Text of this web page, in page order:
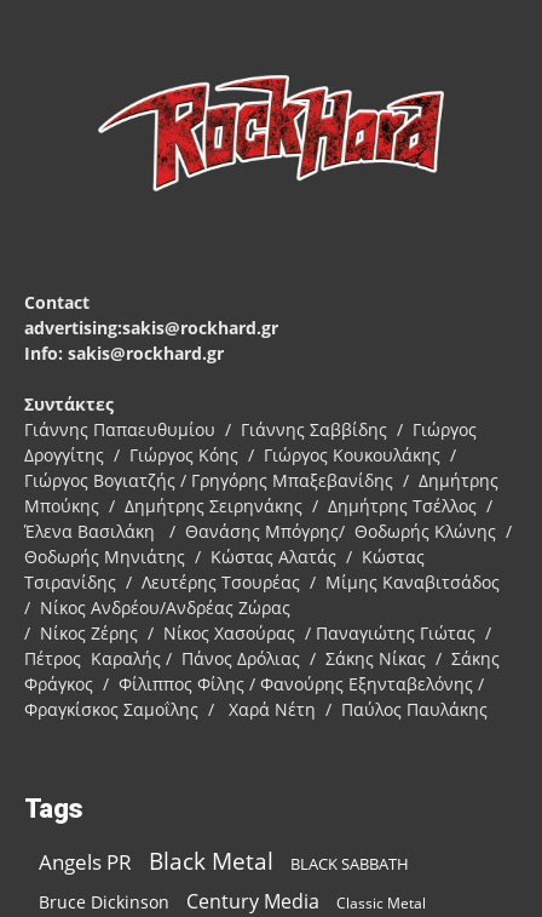
Contact
advertising:sakis@rockhard.gr
Info: sakis@rockhard.gr
Συντάκτες
Γιάννης Παπαευθυμίου / Γιάννης Σαββίδης / Γιώργος
Δρογγίτης / Γιώργος Κόης / Γιώργος Κουκουλάκης /
Γιώργος Βογιατζής / Γρηγόρης Μπαξεβανίδης / Δημήτρης
Μπούκης / Δημήτρης Σειρηνάκης / Δημήτρης Τσέλλος /
Έλενα Βασιλάκη / Θανάσης Μπόγρης/ Θοδωρής Κλώνης /
Θοδωρής Μηνιάτης / Κώστας Αλατάς / Κώστας
Τσιρανίδης / Λευτέρης Τσουρέας / Μίμης Καναβιτσάδος
/ Νίκος Ανδρέου/Ανδρέας Ζώρας
/ Νίκος Ζέρης / Νίκος Χασούρας / Παναγιώτης Γιώτας /
Πέτρος Καραλής / Πάνος Δρόλιας / Σάκης Νίκας / Σάκης
Φράγκος / Φίλιππος Φίλης / Φανούρης Εξηνταβελόνης /
Φραγκίσκος Σαμοΐλης / Χαρά Νέτη / Παύλος Παυλάκης
Tags
Angels PR Black Metal BLACK SABBATH
Bruce Dickinson Century Media Classic Metal